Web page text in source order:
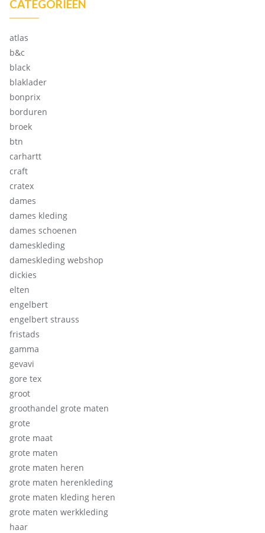
CATEGORIEËN
atlas
b&c
black
blaklader
bonprix
borduren
broek
btn
carhartt
craft
cratex
dames
dames kleding
dames schoenen
dameskleding
dameskleding webshop
dickies
elten
engelbert
engelbert strauss
fristads
gamma
gevavi
gore tex
groot
groothandel grote maten
grote
grote maat
grote maten
grote maten heren
grote maten herenkleding
grote maten kleding heren
grote maten werkkleding
haar